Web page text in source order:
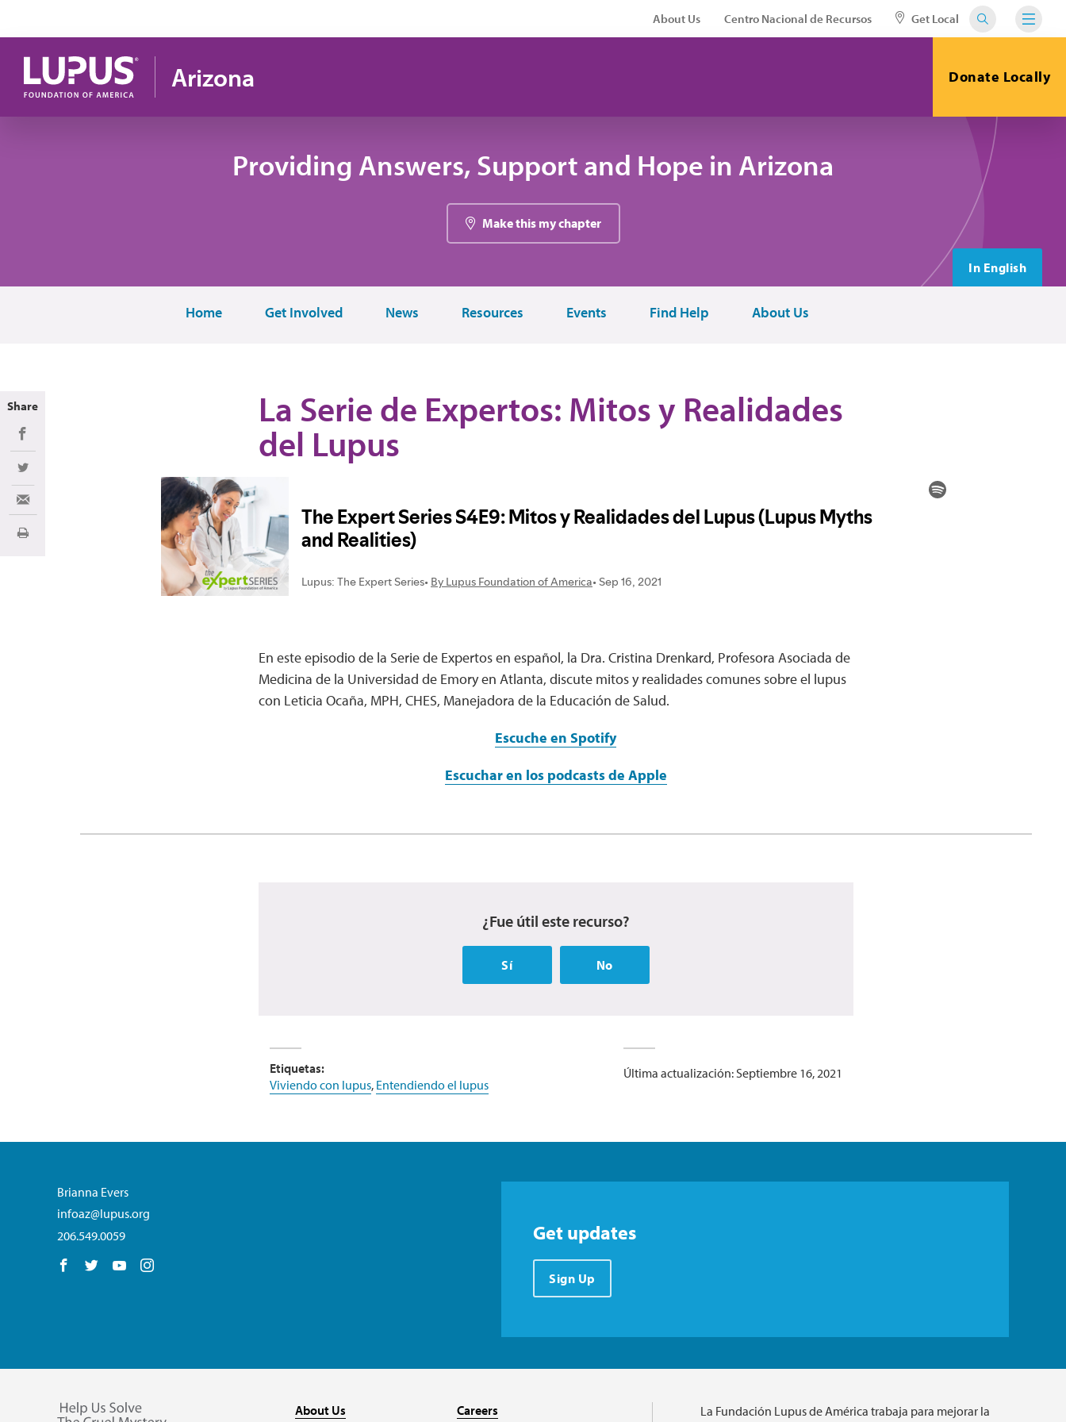
About Us Centro Nacional de Recursos Get Local
Arizona Donate Locally
Providing Answers, Support and Hope in Arizona
Make this my chapter
In English
Home Get Involved News Resources Events Find Help About Us
La Serie de Expertos: Mitos y Realidades
del Lupus
En este episodio de la Serie de Expertos en español, la Dra. Cristina Drenkard, Profesora Asociada de
Medicina de la Universidad de Emory en Atlanta, discute mitos y realidades comunes sobre el lupus
con Leticia Ocaña, MPH, CHES, Manejadora de la Educación de Salud.
Escuche en Spotify
Escuchar en los podcasts de Apple
¿Fue útil este recurso?
Sí No
Etiquetas:
Viviendo con lupus, Entendiendo el lupus
Última actualización: Septiembre 16, 2021
Share
Share on Facebook
Share on Twitter
Share via Email
Imprimir
Brianna Evers
infoaz@lupus.org
206.549.0059
Follow us on Facebook
Follow us on Twitter
Follow us on YouTube
Get updates
Sign Up
About Us Careers
La Fundación Lupus de América trabaja para mejorar la